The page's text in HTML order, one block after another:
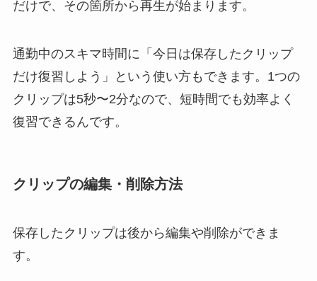
だけで、その箇所から再生が始まります。
通勤中のスキマ時間に「今日は保存したクリップ
だけ復習しよう」という使い方もできます。1つの
クリップは5秒〜2分なので、短時間でも効率よく
復習できるんです。
クリップの編集・削除方法
保存したクリップは後から編集や削除ができま
す。